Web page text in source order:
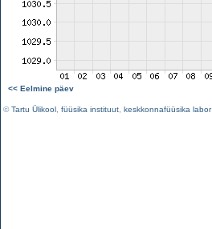
<< Eelmine päev
©Tartu Ülikool füüsika instituut keskkonnafüüsika labor